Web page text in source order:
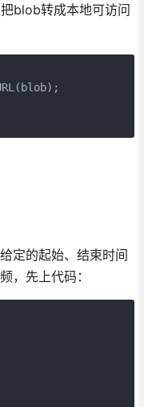
blob转成本地可访问
定的起始、结束时间
，先上代码：